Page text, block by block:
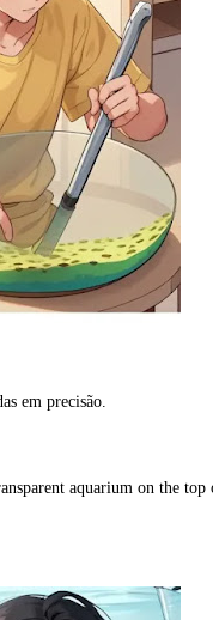
em precisão.
aquarium on the